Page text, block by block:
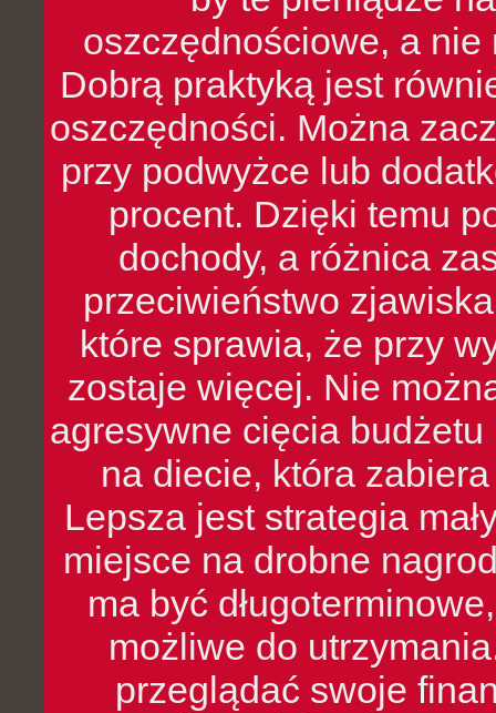
oszczędnościowe, a nie
Dobrą praktyką jest
oszczędności. Można
przy podwyżce lub
procent. Dzięki temu
dochody, a różnica
przeciwieństwo
które sprawia, że przy
zostaje więcej. Nie
agresywne cięcia
na diecie, która
Lepsza jest strategia
miejsce na drobne
ma być
możliwe do
przeglądać swoje